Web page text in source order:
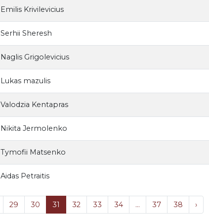
Emilis Krivilevicius
Serhii Sheresh
Naglis Grigolevicius
Lukas mazulis
Valodzia Kentapras
Nikita Jermolenko
Tymofii Matsenko
Aidas Petraitis
29 30 31 32 33 34 ... 37 38 ›